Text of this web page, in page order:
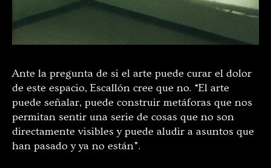
Ante la pregunta de si el arte puede curar el dolor
de este espacio, Escallón cree que no. “El arte
puede señalar, puede construir metáforas que nos
permitan sentir una serie de cosas que no son
directamente visibles y puede aludir a asuntos que
han pasado y ya no están”.